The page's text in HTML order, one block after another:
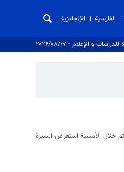
الفارسية الإنجليزية
و الإعلام - ۲۰۲۶/۰۸/۰۷
خلال الأمسية استعراض السيرة